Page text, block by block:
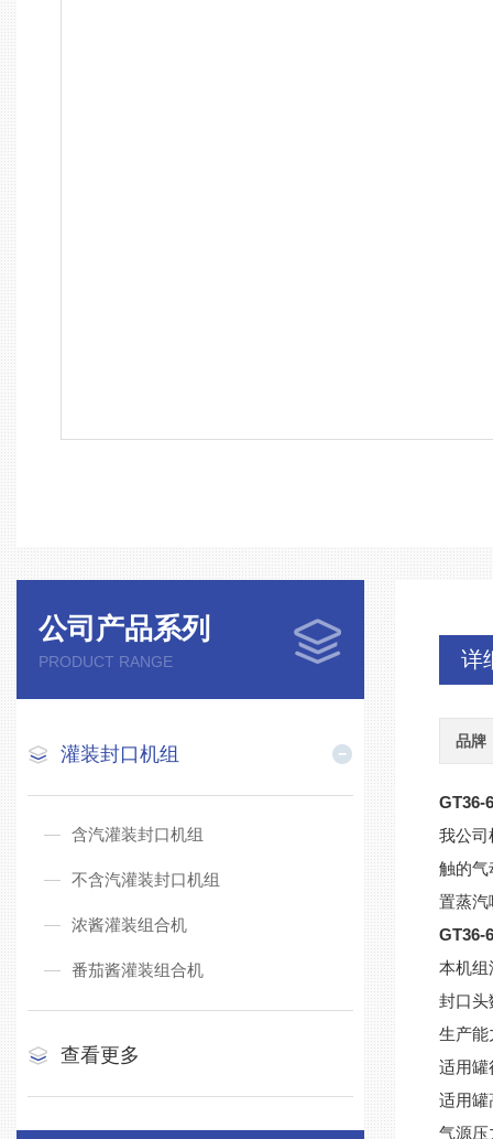
公司产品系列
PRODUCT RANGE
灌装封口机组
含汽灌装封口机组
不含汽灌装封口机组
浓酱灌装组合机
番茄酱灌装组合机
查看更多
详
品牌
GT36-
我公司
触的气
置蒸汽
GT36-
本机组
封口头
生产能
适用
适用罐
气源压